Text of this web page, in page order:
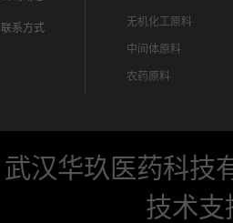
联系方式 无机化工原料
中间体原料
农药原料
武汉华玖医药科技
技术